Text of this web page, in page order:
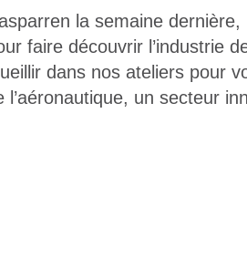
la semaine
faire découvrir l’industrie
dans nos ateliers pour
un secteur